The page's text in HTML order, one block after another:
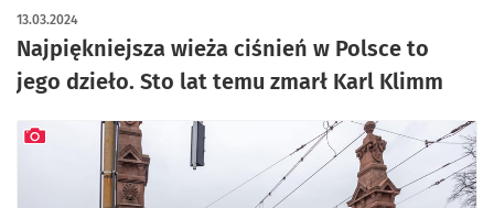
Najpiękniejsza wieża ciśnień w Polsce to
jego dzieło. Sto lat temu zmarł Karl Klimm
13.03.2024
artykuł z galerią zdjęć